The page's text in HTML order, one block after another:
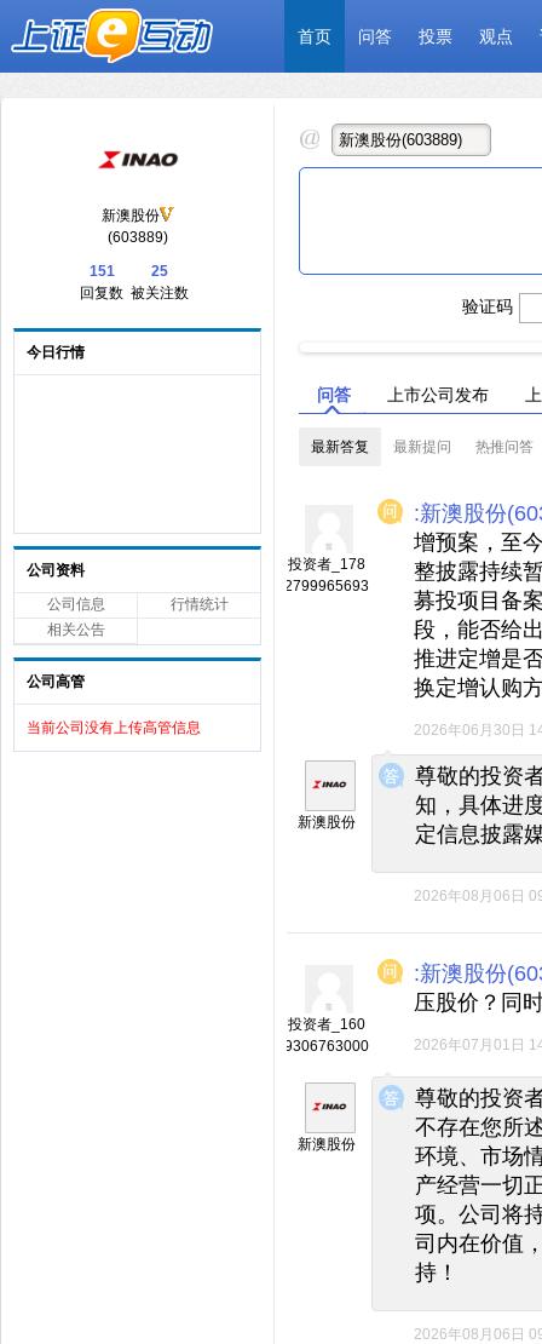
首页 问答 投票 观点
新澳股份
(603889)
151
回复数
25
被关注数
今日行情
公司资料
公司信息
行情统计
相关公告
公司高管
当前公司没有上传高管信息
验证码
问答 上市公司发布
最新答复 最新提问 热推问答
投资者_178
2799965693
:新澳股份
增预案，至
整披露持续
募投项目备
段，能否给
推进定增是
换定增认购
2026年06月30日
◆
◆
新澳股份
尊敬的投资
知，具体进
定信息披露
2026年08月06日
投资者_160
9306763000
:新澳股份
压股价？同
2026年07月01日
◆
◆
新澳股份
尊敬的投资
不存在您所
环境、市场
产经营一切
项。公司将
司内在价值
持！
2026年08月06日